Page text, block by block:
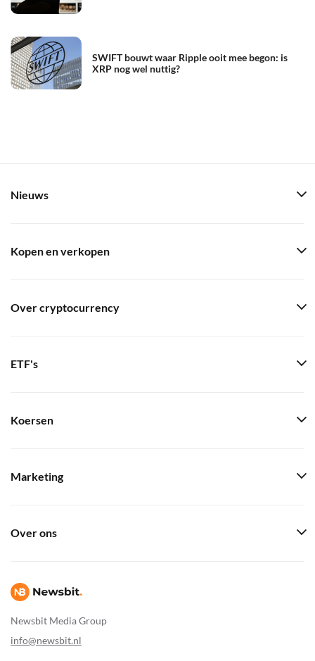
SWIFT bouwt waar Ripple ooit mee begon: is
XRP nog wel nuttig?
Newsbit Media Group
info@newsbit.nl
Nieuws
Kopen en verkopen
Over cryptocurrency
ETF's
Koersen
Marketing
Over ons